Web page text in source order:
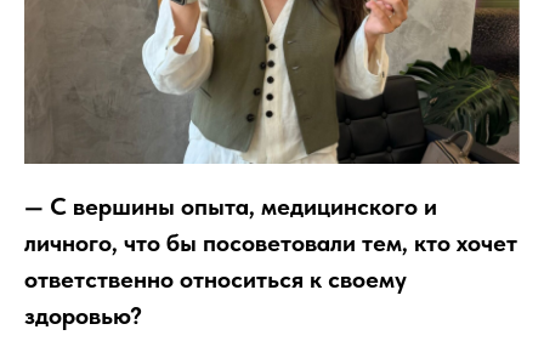
— С вершины опыта, медицинского и
личного, что бы посоветовали тем, кто хочет
ответственно относиться к своему
здоровью?